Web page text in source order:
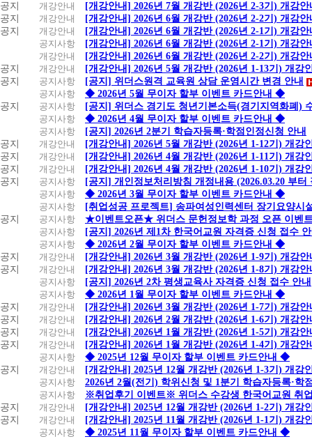
공지
개강안내
[개강안내] 2026년 7월 개강반 (2026년 2-3기) 개강안
공지
개강안내
[개강안내] 2026년 6월 개강반 (2026년 2-2기) 개강안
공지
개강안내
[개강안내] 2026년 6월 개강반 (2026년 2-1기) 개강안
공지사항
[개강안내] 2026년 6월 개강반 (2026년 2-1기) 개강안
개강안내
[개강안내] 2026년 6월 개강반 (2026년 2-2기) 개강안
공지
개강안내
[개강안내] 2026년 5월 개강반 (2026년 1-13기) 개강
공지
공지사항
[공지] 위더스원격 교육원 상담 운영시간 변경 안내
공지사항
◆ 2026년 5월 무이자 할부 이벤트 카드안내 ◆
공지
공지사항
[공지] 위더스 경기도 청년기본소득(경기지역화폐)
공지사항
◆ 2026년 4월 무이자 할부 이벤트 카드안내 ◆
공지사항
[공지] 2026년 2분기 학습자등록·학점인정신청 안내
공지
개강안내
[개강안내] 2026년 5월 개강반 (2026년 1-12기) 개강
공지
개강안내
[개강안내] 2026년 4월 개강반 (2026년 1-11기) 개강
공지
개강안내
[개강안내] 2026년 4월 개강반 (2026년 1-10기) 개강
공지
공지사항
[공지] 개인정보처리방침 개정내용 (2026.03.20 부터
공지사항
◆ 2026년 3월 무이자 할부 이벤트 카드안내 ◆
공지사항
[취업성공 프로젝트] 송파여성인력센터 장기요양시
공지
공지사항
★이벤트오픈★ 위더스 문헌정보학 과정 오픈 이벤
공지사항
[공지] 2026년 제1차 한국어교원 자격증 신청 접수
공지사항
◆ 2026년 2월 무이자 할부 이벤트 카드안내 ◆
공지
개강안내
[개강안내] 2026년 3월 개강반 (2026년 1-9기) 개강안
공지
개강안내
[개강안내] 2026년 3월 개강반 (2026년 1-8기) 개강안
공지사항
[공지] 2026년 2차 평생교육사 자격증 신청 접수 안내
공지사항
◆ 2026년 1월 무이자 할부 이벤트 카드안내 ◆
공지
개강안내
[개강안내] 2026년 3월 개강반 (2026년 1-7기) 개강안
공지
개강안내
[개강안내] 2026년 2월 개강반 (2026년 1-6기) 개강안
공지
개강안내
[개강안내] 2026년 1월 개강반 (2026년 1-5기) 개강안
공지
개강안내
[개강안내] 2026년 1월 개강반 (2026년 1-4기) 개강안
공지사항
◆ 2025년 12월 무이자 할부 이벤트 카드안내 ◆
공지
개강안내
[개강안내] 2025년 12월 개강반 (2026년 1-3기) 개강
공지사항
2026년 2월(전기) 학위신청 및 1분기 학습자등록·학
공지사항
※취업후기 이벤트※ 위더스 수강생 한국어교원 취
공지
개강안내
[개강안내] 2025년 12월 개강반 (2026년 1-2기) 개강
공지
개강안내
[개강안내] 2025년 11월 개강반 (2026년 1-1기) 개강
공지사항
◆ 2025년 11월 무이자 할부 이벤트 카드안내 ◆